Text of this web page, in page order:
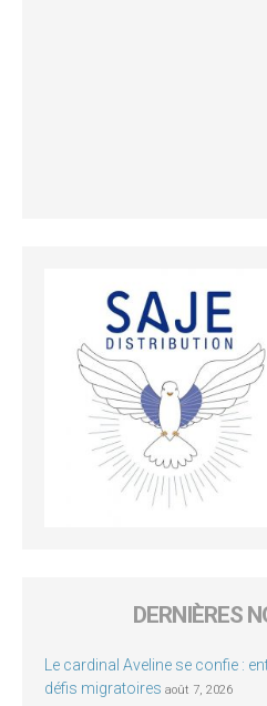
DERNIÈRES
Le cardinal Aveline se confie :
défis migratoires août 7, 2026